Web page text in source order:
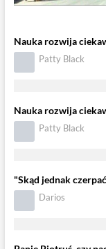
Nauka rozwija
Patty Black
Nauka rozwija
Patty Black
"Skąd jednak
Darios